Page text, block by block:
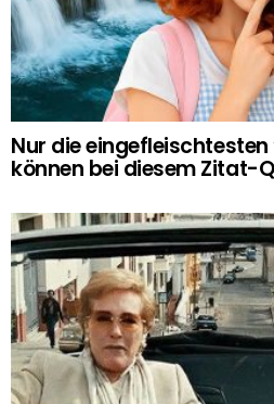
Nur die eingefleischtesten
können bei diesem Zitat-